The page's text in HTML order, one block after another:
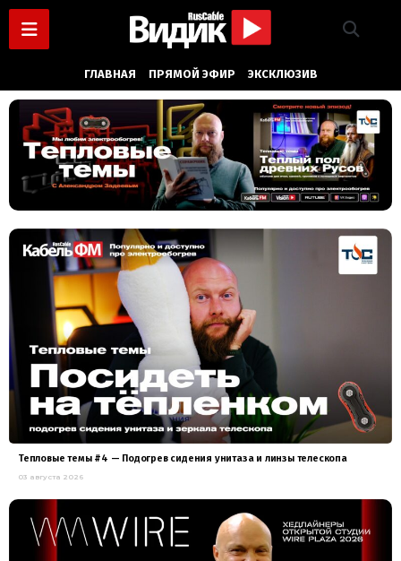
ГЛАВНАЯ ПРЯМОЙ ЭФИР ЭКСКЛЮЗИВ
Тепловые темы #4 — Подогрев сидения унитаза и линзы телескопа
03 августа 2026